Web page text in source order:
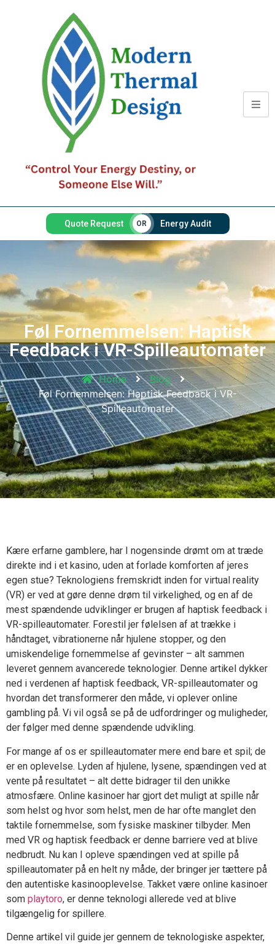
Quote Request OR Energy Audit
Føl Fornemmelsen: Haptisk
Feedback i VR-Spilleautomater
Home
Blog
Føl Fornemmelsen: Haptisk Feedback i VR-
Spilleautomater
Kære erfarne gamblere, har I nogensinde drømt om at træde
direkte ind i et kasino, uden at forlade komforten af jeres
egen stue? Teknologiens fremskridt inden for virtual reality
(VR) er ved at gøre denne drøm til virkelighed, og en af de
mest spændende udviklinger er brugen af haptisk feedback i
VR-spilleautomater. Forestil jer følelsen af at trække i
håndtaget, vibrationerne når hjulene stopper, og den
umiskendelige fornemmelse af gevinster – alt sammen
leveret gennem avancerede teknologier. Denne artikel dykker
ned i verdenen af haptisk feedback, VR-spilleautomater og
hvordan det transformerer den måde, vi oplever online
gambling på. Vi vil også se på de udfordringer og muligheder,
der følger med denne spændende udvikling.
For mange af os er spilleautomater mere end bare et spil; de
er en oplevelse. Lyden af hjulene, lysene, spændingen ved at
vente på resultatet – alt dette bidrager til den unikke
atmosfære. Online kasinoer har gjort det muligt at spille når
som helst og hvor som helst, men de har ofte manglet den
taktile fornemmelse, som fysiske maskiner tilbyder. Men
med VR og haptisk feedback er denne barriere ved at blive
nedbrudt. Nu kan I opleve spændingen ved at spille på
spilleautomater på en helt ny måde, der bringer jer tættere på
den autentiske kasinooplevelse. Takket være online kasinoer
som playtoro, er denne teknologi allerede ved at blive
tilgængelig for spillere.
Denne artikel vil guide jer gennem de teknologiske aspekter,